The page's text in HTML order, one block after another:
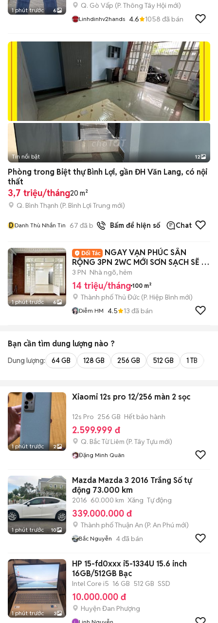
1 phút trước 6
Q. Gò Vấp (P. Thông Tây Hội mới)
Linhdinhv2hands 4.6 1058 đã bán
+2
Tin nổi bật 12
Phòng trong Biệt thự Bình Lợi, gần ĐH Văn Lang, có nội
thất
3,7 triệu/tháng20 m²
Q. Bình Thạnh (P. Bình Lợi Trung mới)
DDanh Thù Nhắn Tin 67 đã bán Bấm để hiện số Chat
1 phút trước 6
NGAY VẠN PHÚC SÂN
RỘNG 3PN 2WC MỚI SƠN SẠCH SẼ Ở
+ VPCTY+ KD ONLINE
3 PN Nhà ngõ, hẻm
14 triệu/tháng 100 m²
Thành phố Thủ Đức (P. Hiệp Bình mới)
Diễm HM 4.5 13 đã bán
Bạn cần tìm dung lượng nào ?
Dung lượng: 64 GB 128 GB 256 GB 512 GB 1 TB
1 phút trước 2
Xiaomi 12s pro 12/256 màn 2 sọc
12s Pro 256 GB Hết bảo hành
2.599.999 đ
Q. Bắc Từ Liêm (P. Tây Tựu mới)
Đặng Minh Quân
1 phút trước 10
Mazda Mazda 3 2016 Trắng Số tự
động 73.000 km
2016 60.000 km Xăng Tự động
339.000.000 đ
Thành phố Thuận An (P. An Phú mới)
Bắc Nguyễn 4đã bán
1 phút trước 3
HP 15-fd0xxx i5-1334U 15.6 inch
16GB/512GB Bạc
Intel Core i5 16 GB 512 GB SSD
10.000.000 đ
Huyện Đan Phượng